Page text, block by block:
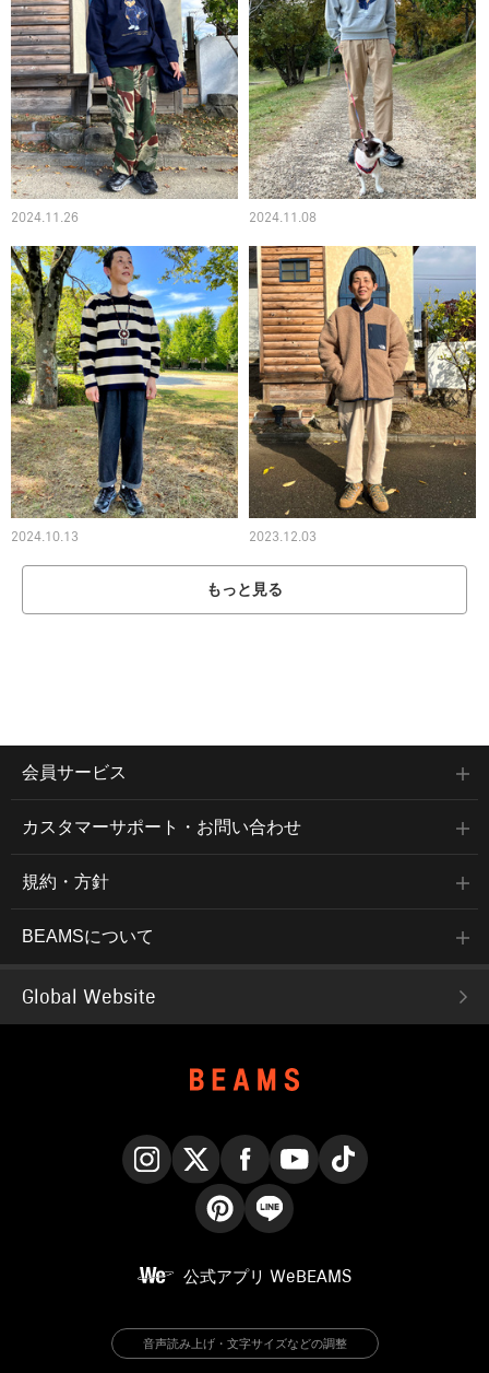
2024.11.26 2024.11.08
2024.10.13 2023.12.03
もっと見る
会員サービス
カスタマーサポート・お問い合わせ
規約・方針
BEAMSについて
Global Website
公式アプリ WeBEAMS
音声読み上げ・文字サイズなどの調整